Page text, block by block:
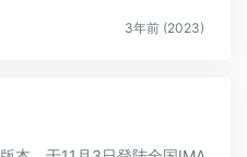
3年前 (2023)